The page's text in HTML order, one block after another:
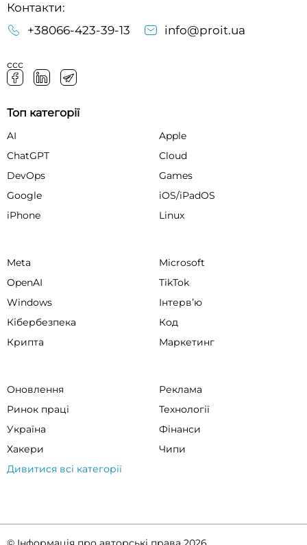
Контакти:
+38066-423-39-13
info@proit.ua
ссс
Топ категорії
AI
Apple
ChatGPT
Cloud
DevOps
Games
Google
iOS/iPadOS
iPhone
Linux
Meta
Microsoft
OpenAI
TikTok
Windows
Інтервʼю
Кібербезпека
Код
Крипта
Маркетинг
Оновлення
Реклама
Ринок праці
Технології
Україна
Фінанси
Хакери
Чипи
Дивитися всі категорії